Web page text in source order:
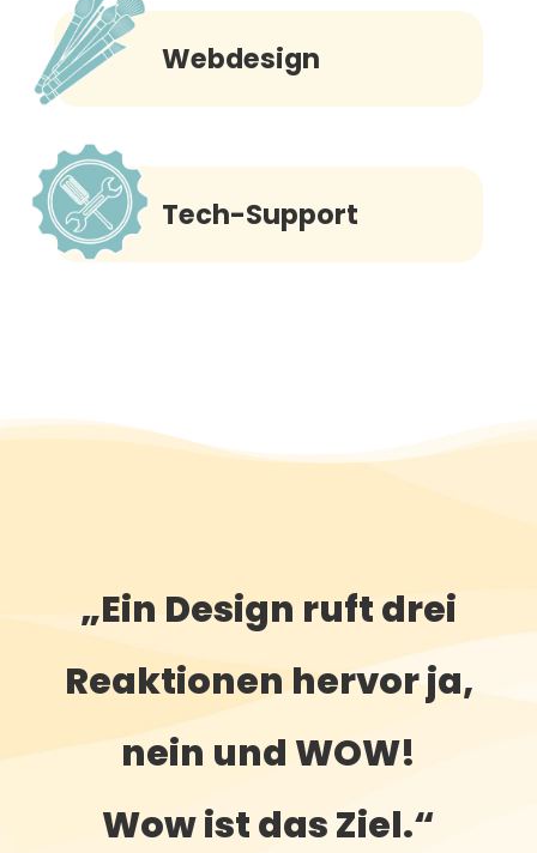
Webdesign
Tech-Support
„Ein Design ruft drei
Reaktionen hervor ja,
nein und WOW!
Wow ist das Ziel.“